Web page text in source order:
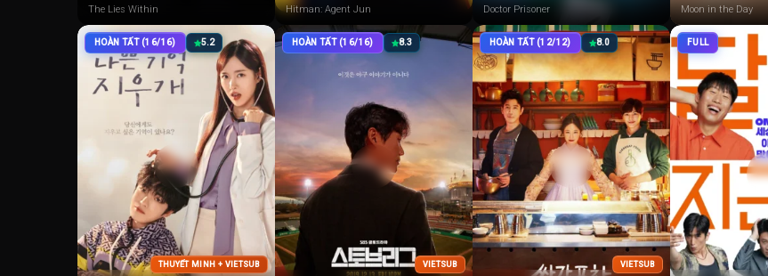
The Lies Within Hitman: Agent Jun Doctor Prisoner Moon in the Day
HOÀN TẤT (16/16) 5.2
THUYẾT MINH + VIETSUB
HOÀN TẤT (16/16) 8.3
VIETSUB
HOÀN TẤT (12/12) 8.0
VIETSUB
FULL